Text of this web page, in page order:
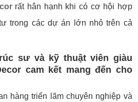
rất hân hạnh khi có cơ hội hợp
trong các dự án lớn nhỏ trên cả
sư và kỹ thuật viên giàu
cam kết mang đến cho
hàng triển lãm chuyên nghiệp và